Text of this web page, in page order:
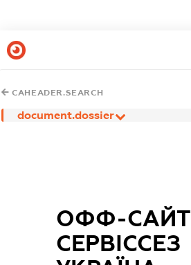
CAHEADER.SEARCH
document.dossier
ОФФ-САЙТ
СЕРВІССЕЗ